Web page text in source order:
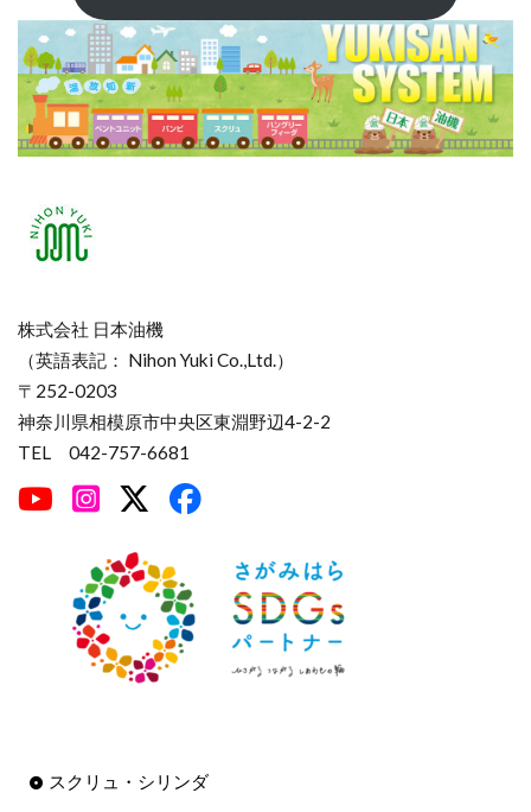
株式会社 日本油機
（英語表記： Nihon Yuki Co.,Ltd.）
〒252-0203
神奈川県相模原市中央区東淵野辺4-2-2
TEL 042-757-6681
スクリュ・シリンダ